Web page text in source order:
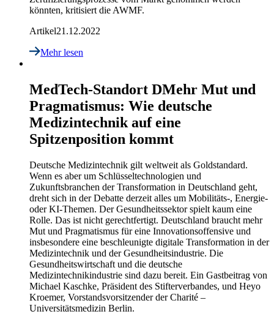
könnten, kritisiert die AWMF.
Artikel21.12.2022
Mehr lesen
MedTech-Standort DMehr Mut und
Pragmatismus: Wie deutsche
Medizintechnik auf eine
Spitzenposition kommt
Deutsche Medizintechnik gilt weltweit als Goldstandard.
Wenn es aber um Schlüsseltechnologien und
Zukunftsbranchen der Transformation in Deutschland geht,
dreht sich in der Debatte derzeit alles um Mobilitäts-, Energie-
oder KI-Themen. Der Gesundheitssektor spielt kaum eine
Rolle. Das ist nicht gerechtfertigt. Deutschland braucht mehr
Mut und Pragmatismus für eine Innovationsoffensive und
insbesondere eine beschleunigte digitale Transformation in der
Medizintechnik und der Gesundheitsindustrie. Die
Gesundheitswirtschaft und die deutsche
Medizintechnikindustrie sind dazu bereit. Ein Gastbeitrag von
Michael Kaschke, Präsident des Stifterverbandes, und Heyo
Kroemer, Vorstandsvorsitzender der Charité –
Universitätsmedizin Berlin.